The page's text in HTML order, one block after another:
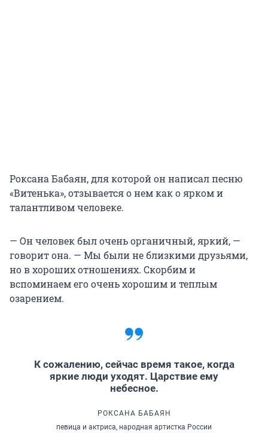
Роксана Бабаян, для которой он написал песню
«Витенька», отзывается о нем как о ярком и
талантливом человеке.
— Он человек был очень органичный, яркий, —
говорит она. — Мы были не близкими друзьями,
но в хороших отношениях. Скорбим и
вспоминаем его очень хорошим и теплым
озарением.
К сожалению, сейчас время такое, когда
яркие люди уходят. Царствие ему
небесное.
РОКСАНА БАБАЯН
певица и актриса, народная артистка России